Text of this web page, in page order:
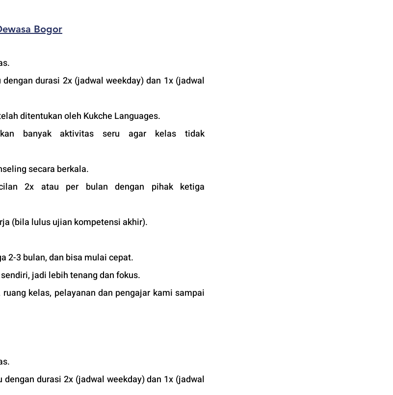
Bogor
durasi 2x (jadwal weekday) dan 1x (jadwal
ditentukan oleh Kukche Languages.
banyak aktivitas seru agar kelas tidak
secara berkala.
2x atau per bulan dengan pihak ketiga
(bila lulus ujian kompetensi akhir).
2-3 bulan, dan bisa mulai cepat.
jadi lebih tenang dan fokus.
kelas, pelayanan dan pengajar kami sampai
durasi 2x (jadwal weekday) dan 1x (jadwal